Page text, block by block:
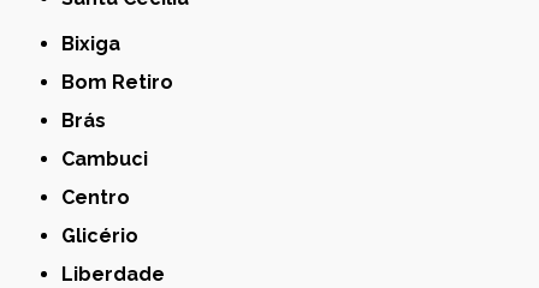
Bixiga
Bom Retiro
Brás
Cambuci
Centro
Glicério
Liberdade